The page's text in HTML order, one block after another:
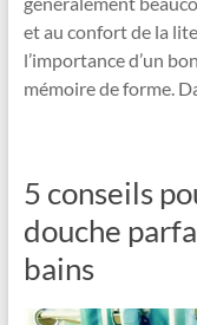
et au confort de la
l’importance d’un
mémoire de forme.
5 conseils
douche
bains